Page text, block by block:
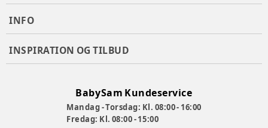
INFO
INSPIRATION OG TILBUD
BabySam Kundeservice
Mandag - Torsdag: Kl. 08:00 - 16:00
Fredag: Kl. 08:00 - 15:00